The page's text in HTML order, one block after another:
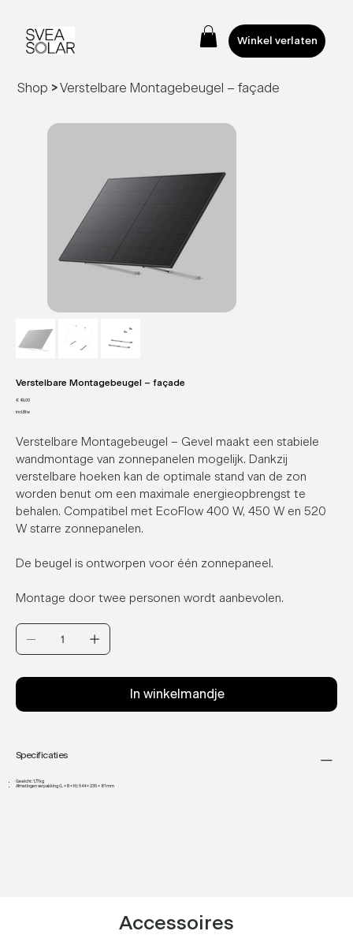
Winkel verlaten
Shop >Verstelbare Montagebeugel – façade
Verstelbare Montagebeugel – façade
Prijs
€ 49,00
incl.Btw
Verstelbare Montagebeugel – Gevel maakt een stabiele
wandmontage van zonnepanelen mogelijk. Dankzij
verstelbare hoeken kan de optimale stand van de zon
worden benut om een maximale energieopbrengst te
behalen. Compatibel met EcoFlow 400 W, 450 W en 520
W starre zonnepanelen.
De beugel is ontworpen voor één zonnepaneel.
Montage door twee personen wordt aanbevolen.
In winkelmandje
Specificaties
Gewicht: 1,77 kg
Afmetingen verpakking (L × B × H): 544 × 235 × 81 mm
Accessoires